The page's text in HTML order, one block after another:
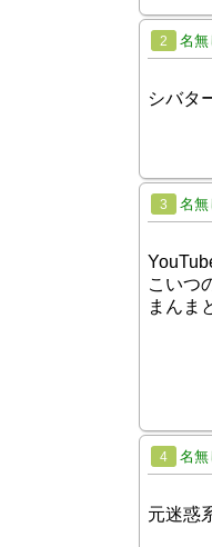
2 名無
シバタ
3 名無
こいつ
まんま
4 名無
元迷惑